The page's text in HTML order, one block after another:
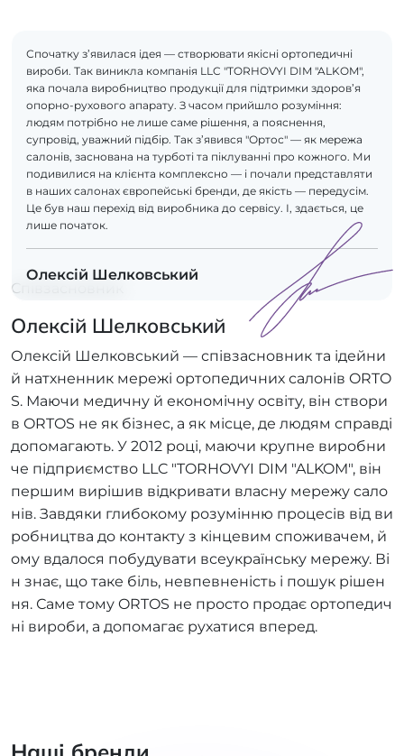
Спочатку з’явилася ідея — створювати якісні ортопедичні
вироби. Так виникла компанія LLC "TORHOVYI DIM "ALKOM",
яка почала виробництво продукції для підтримки здоров’я
опорно-рухового апарату. З часом прийшло розуміння:
людям потрібно не лише саме рішення, а пояснення,
супровід, уважний підбір. Так з’явився "Ортос" — як мережа
салонів, заснована на турботі та піклуванні про кожного. Ми
подивилися на клієнта комплексно — і почали представляти
в наших салонах європейські бренди, де якість — передусім.
Це був наш перехід від виробника до сервісу. І, здається, це
лише початок.
Олексій Шелковський
Співзасновник
Олексій Шелковський
Олексій Шелковський — співзасновник та ідейни
й натхненник мережі ортопедичних салонів ORTO
S. Маючи медичну й економічну освіту, він створи
в ORTOS не як бізнес, а як місце, де людям справді
допомагають. У 2012 році, маючи крупне виробни
че підприємство LLC "TORHOVYI DIM "ALKOM", він
першим вирішив відкривати власну мережу сало
нів. Завдяки глибокому розумінню процесів від ви
робництва до контакту з кінцевим споживачем, й
ому вдалося побудувати всеукраїнську мережу. Ві
н знає, що таке біль, невпевненість і пошук рішен
ня. Саме тому ORTOS не просто продає ортопедич
ні вироби, а допомагає рухатися вперед.